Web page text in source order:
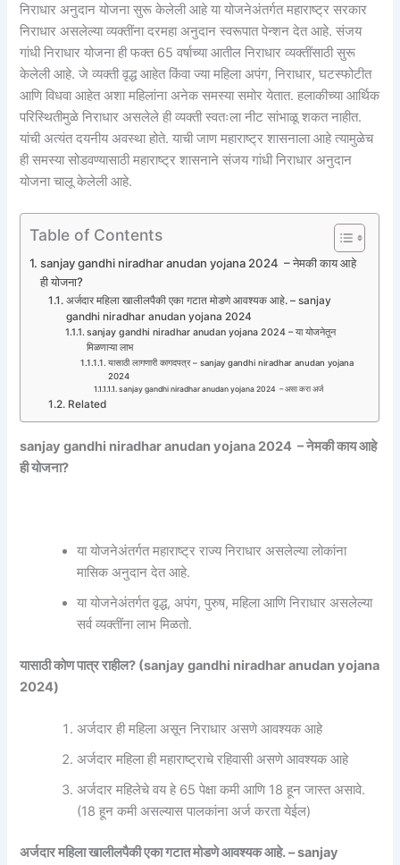
निराधार अनुदान योजना सुरू केलेली आहे या योजनेअंतर्गत महाराष्ट्र सरकार
निराधार असलेल्या व्यक्तींना दरमहा अनुदान स्वरूपात पेन्शन देत आहे. संजय
गांधी निराधार योजना ही फक्त 65 वर्षाच्या आतील निराधार व्यक्तींसाठी सुरू
केलेली आहे. जे व्यक्ती वृद्ध आहेत किंवा ज्या महिला अपंग, निराधार, घटस्फोटीत
आणि विधवा आहेत अशा महिलांना अनेक समस्या समोर येतात. हलाकीच्या आर्थिक
परिस्थितीमुळे निराधार असलेले ही व्यक्ती स्वतःला नीट सांभाळू शकत नाहीत.
यांची अत्यंत दयनीय अवस्था होते. याची जाण महाराष्ट्र शासनाला आहे त्यामुळेच
ही समस्या सोडवण्यासाठी महाराष्ट्र शासनाने संजय गांधी निराधार अनुदान
योजना चालू केलेली आहे.
Table of Contents
sanjay gandhi niradhar anudan yojana 2024 – नेमकी काय आहे
ही योजना?
अर्जदार महिला खालीलपैकी एका गटात मोडणे आवश्यक आहे. – sanjay
gandhi niradhar anudan yojana 2024
sanjay gandhi niradhar anudan yojana 2024 – या योजनेतून
मिळणाऱ्या लाभ
यासाठी लागणारी कागदपत्र – sanjay gandhi niradhar anudan yojana
2024
sanjay gandhi niradhar anudan yojana 2024 – असा करा अर्ज
Related
sanjay gandhi niradhar anudan yojana 2024 – नेमकी काय आहे
ही योजना?
या योजनेअंतर्गत महाराष्ट्र राज्य निराधार असलेल्या लोकांना
मासिक अनुदान देत आहे.
या योजनेअंतर्गत वृद्ध, अपंग, पुरुष, महिला आणि निराधार असलेल्या
सर्व व्यक्तींना लाभ मिळतो.
यासाठी कोण पात्र राहील? (sanjay gandhi niradhar anudan yojana
2024)
अर्जदार ही महिला असून निराधार असणे आवश्यक आहे
अर्जदार महिला ही महाराष्ट्राचे रहिवासी असणे आवश्यक आहे
अर्जदार महिलेचे वय हे 65 पेक्षा कमी आणि 18 हून जास्त असावे.
(18 हून कमी असल्यास पालकांना अर्ज करता येईल)
अर्जदार महिला खालीलपैकी एका गटात मोडणे आवश्यक आहे. – sanjay